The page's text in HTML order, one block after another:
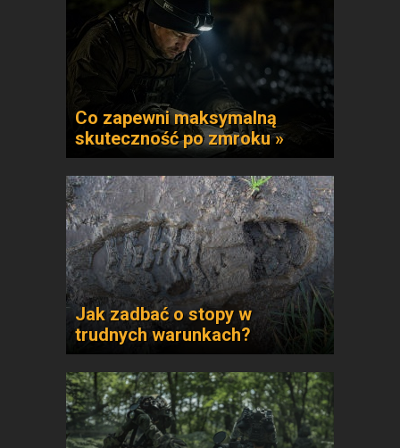
Co zapewni maksymalną
skuteczność po zmroku »
Jak zadbać o stopy w
trudnych warunkach?